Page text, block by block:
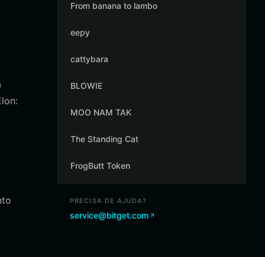
From banana to lambo
eepy
cattybara
BLOWIE
MOO NAM TAK
The Standing Cat
FrogButt Token
PRECISA DE AJUDA?
service@bitget.com